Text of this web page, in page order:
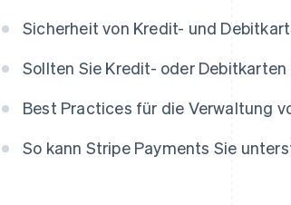
Sicherheit von Kredit- und
Sollten Sie Kredit- oder
Best Practices für die Verwaltung
So kann Stripe Payments Sie